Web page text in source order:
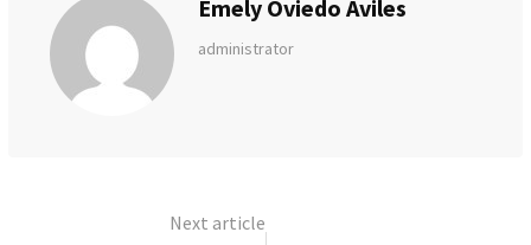
Emely Oviedo Aviles
administrator
Next article